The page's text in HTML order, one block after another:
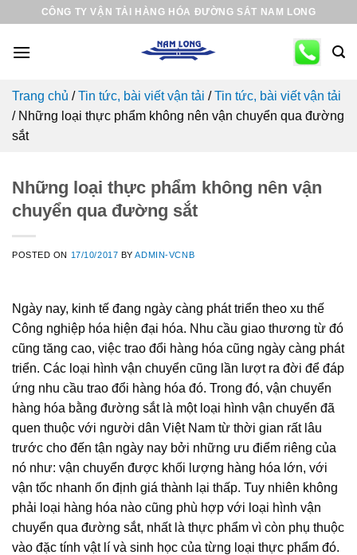
content
CÔNG TY VẬN TẢI HÀNG HÓA ĐƯỜNG SẮT NAM LONG
Trang chủ /Tin tức, bài viết vận tải /Tin tức, bài viết vận tải
/ Những loại thực phẩm không nên vận chuyển qua đường
sắt
Những loại thực phẩm không nên vận
chuyển qua đường sắt
POSTED ON 17/10/2017 BYADMIN-VCNB
Ngày nay, kinh tế đang ngày càng phát triển theo xu thế
Công nghiệp hóa hiện đại hóa. Nhu cầu giao thương từ đó
cũng tăng cao, việc trao đổi hàng hóa cũng ngày càng phát
triển. Các loại hình vận chuyển cũng lần lượt ra đời để đáp
ứng nhu cầu trao đổi hàng hóa đó. Trong đó, vận chuyển
hàng hóa bằng đường sắt là một loại hình vận chuyển đã
quen thuộc với người dân Việt Nam từ thời gian rất lâu
trước cho đến tận ngày nay bởi những ưu điểm riêng của
nó như: vận chuyển được khối lượng hàng hóa lớn, với
vận tốc nhanh ổn định giá thành lại thấp. Tuy nhiên không
phải loại hàng hóa nào cũng phù hợp với loại hình vận
chuyển qua đường sắt, nhất là thực phẩm vì còn phụ thuộc
vào đặc tính vật lí và sinh học của từng loại thực phẩm đó.